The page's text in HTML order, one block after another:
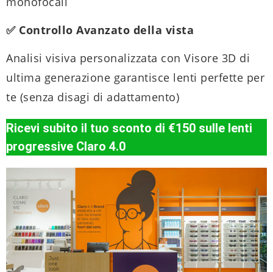
✅ Controllo Avanzato della vista
Analisi visiva personalizzata con Visore 3D di
ultima generazione garantisce lenti perfette per
te (senza disagi di adattamento)
Ricevi subito il tuo sconto di €150 sulle lenti
progressive Claro 4.0